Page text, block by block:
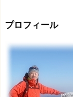
プロフィール